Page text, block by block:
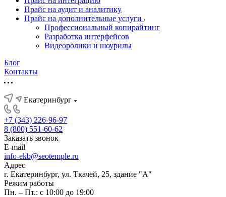
Прайс на аудит и аналитику
Прайс на дополнительные услуги
Профессиональный копирайтинг
Разработка интерфейсов
Видеоролики и шоурилы
Блог
Контакты
Екатеринбург
+7 (343) 226-96-97
8 (800) 551-60-62
Заказать звонок
E-mail
info-ekb@seotemple.ru
Адрес
г. Екатеринбург, ул. Ткачей, 25, здание "А"
Режим работы
Пн. – Пт.: с 10:00 до 19:00